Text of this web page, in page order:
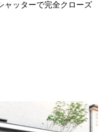
ャッターで完全クローズ